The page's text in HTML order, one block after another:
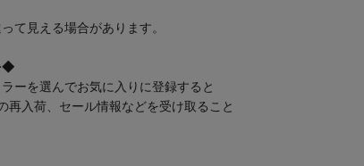
て見える場合があります。
◆
ーを選んでお気に入りに登録すると
再入荷、セール情報などを受け取ること